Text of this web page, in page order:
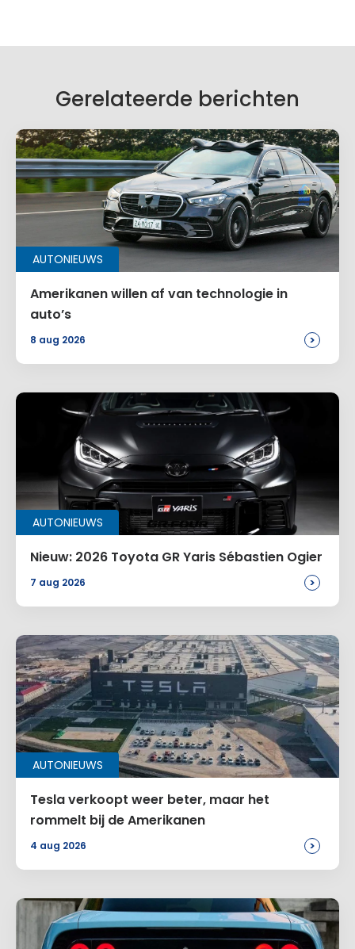
Je e-mailadres wordt niet gepubliceerd.
Naam
E-mail*
Site
Voeg een reactie toe
Alternative:
Gerelateerde berichten
AUTONIEUWS
Amerikanen willen af van technologie in
auto’s
8 aug 2026 >
AUTONIEUWS
Nieuw: 2026 Toyota GR Yaris Sébastien Ogier
7 aug 2026 >
AUTONIEUWS
Tesla verkoopt weer beter, maar het
rommelt bij de Amerikanen
4 aug 2026 >